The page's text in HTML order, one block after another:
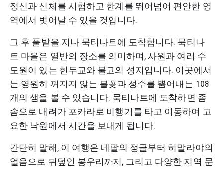
정신과 신체를 시험하고 한계를 뛰어넘어 편안한 영
역에서 벗어날 수 있을 것입니다.
그 후 풀밭을 지나 묵티나트에 도착합니다. 묵티나
트 마을은 열반의 장소를 의미하며, 사원과 여러 수
도원이 있는 힌두교와 불교의 성지입니다. 이곳에서
는 영원히 꺼지지 않는 불꽃과 성수를 뿜어내는 108
개의 샘을 볼 수 있습니다. 묵티나트에 도착하면 좀
솜으로 내려가 포카라로 비행기를 타고 이동하여 고
요한 낙원에서 시간을 보내게 됩니다.
간단히 말해, 이 여행은 네팔의 정글부터 히말라야의
얼음으로 뒤덮인 봉우리까지, 그리고 다양한 지역 문